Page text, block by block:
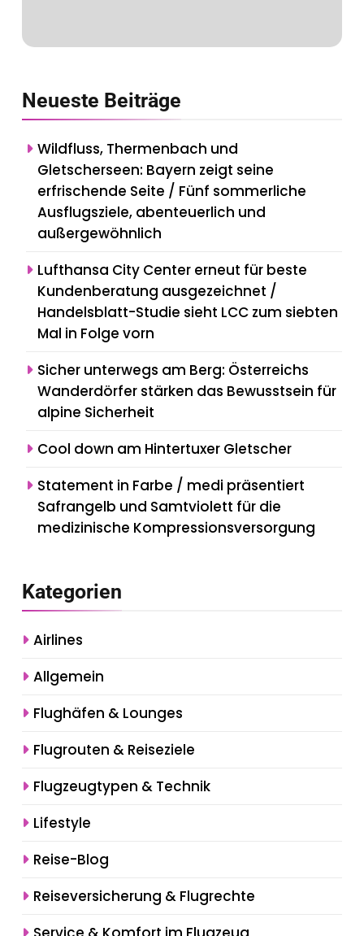
Neueste Beiträge
Wildfluss, Thermenbach und
Gletscherseen: Bayern zeigt seine
erfrischende Seite / Fünf sommerliche
Ausflugsziele, abenteuerlich und
außergewöhnlich
Lufthansa City Center erneut für beste
Kundenberatung ausgezeichnet /
Handelsblatt-Studie sieht LCC zum siebten
Mal in Folge vorn
Sicher unterwegs am Berg: Österreichs
Wanderdörfer stärken das Bewusstsein für
alpine Sicherheit
Cool down am Hintertuxer Gletscher
Statement in Farbe / medi präsentiert
Safrangelb und Samtviolett für die
medizinische Kompressionsversorgung
Kategorien
Airlines
Allgemein
Flughäfen & Lounges
Flugrouten & Reiseziele
Flugzeugtypen & Technik
Lifestyle
Reise-Blog
Reiseversicherung & Flugrechte